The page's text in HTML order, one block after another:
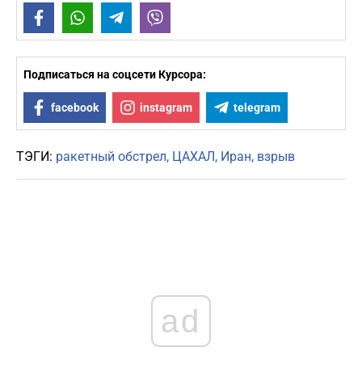
FacebookWhatsAppTelegram
Подписаться на соцсети Курсора:
facebook instagram telegram
ТЭГИ: ракетный обстрел ЦАХАЛ Иран взрыв
ad